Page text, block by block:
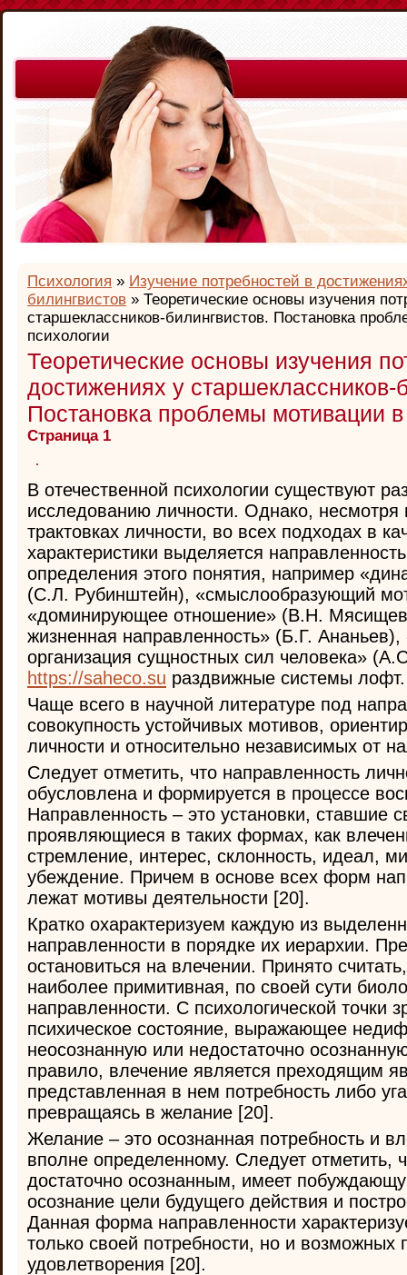
Психология » Изучение потребностей в
билингвистов » Теоретические основы изучения
старшеклассников-билингвистов. Постановка
психологии
Теоретические основы изучения
достижениях у старшеклассников-
Постановка проблемы мотивации в
Страница 1
В отечественной психологии существуют
исследованию личности. Однако, несмотря
трактовках личности, во всех подходах в
характеристики выделяется
определения этого понятия, например
(С.Л. Рубинштейн), «смыслообразующий
«доминирующее отношение» (В.Н.
жизненная направленность» (Б.Г.
организация сущностных сил человека»
https://saheco.su раздвижные системы лофт.
Чаще всего в научной литературе под
совокупность устойчивых мотивов,
личности и относительно независимых от
Следует отметить, что направленность
обусловлена и формируется в процессе
Направленность – это установки, ставшие
проявляющиеся в таких формах, как
стремление, интерес, склонность, идеал,
убеждение. Причем в основе всех форм
лежат мотивы деятельности [20].
Кратко охарактеризуем каждую из
направленности в порядке их иерархии.
остановиться на влечении. Принято
наиболее примитивная, по своей сути
направленности. С психологической точки
психическое состояние, выражающее
неосознанную или недостаточно
правило, влечение является преходящим
представленная в нем потребность либо
превращаясь в желание [20].
Желание – это осознанная потребность и
вполне определенному. Следует отметить,
достаточно осознанным, имеет
осознание цели будущего действия и
Данная форма направленности
только своей потребности, но и возможных
удовлетворения [20].